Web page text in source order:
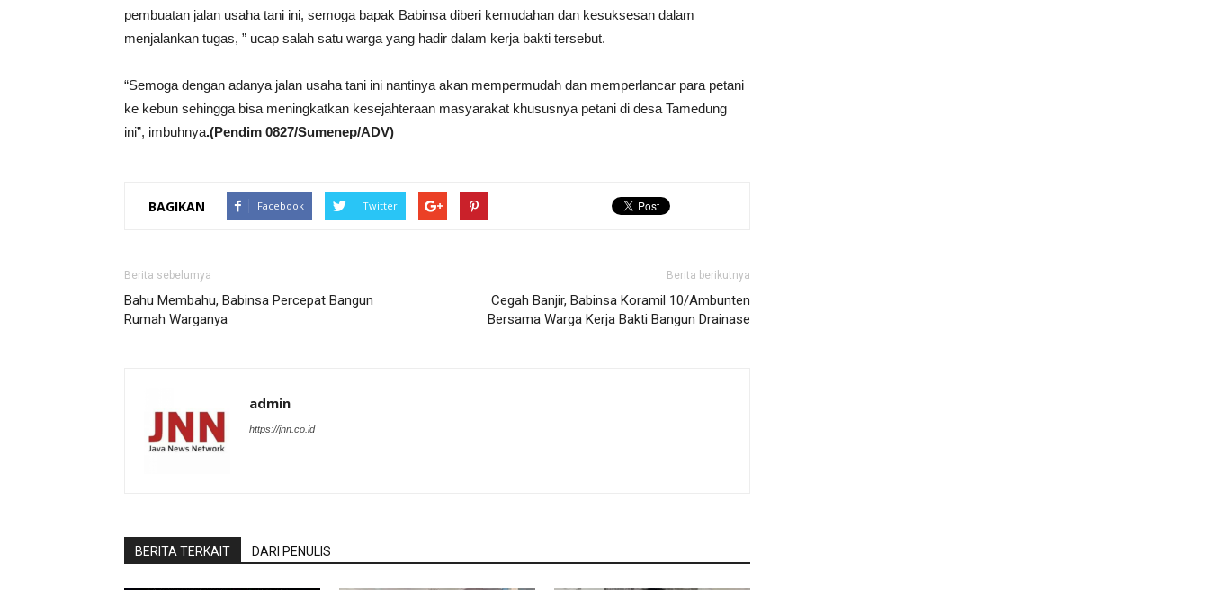
pembuatan jalan usaha tani ini, semoga bapak Babinsa diberi kemudahan dan kesuksesan dalam
menjalankan tugas, ” ucap salah satu warga yang hadir dalam kerja bakti tersebut.
“Semoga dengan adanya jalan usaha tani ini nantinya akan mempermudah dan memperlancar para petani
ke kebun sehingga bisa meningkatkan kesejahteraan masyarakat khususnya petani di desa Tamedung
ini”, imbuhnya.(Pendim 0827/Sumenep/ADV)
BAGIKAN Facebook Twitter
Berita sebelumya
Bahu Membahu, Babinsa Percepat Bangun
Rumah Warganya
Berita berikutnya
Cegah Banjir, Babinsa Koramil 10/Ambunten
Bersama Warga Kerja Bakti Bangun Drainase
admin
https://jnn.co.id
BERITA TERKAIT DARI PENULIS